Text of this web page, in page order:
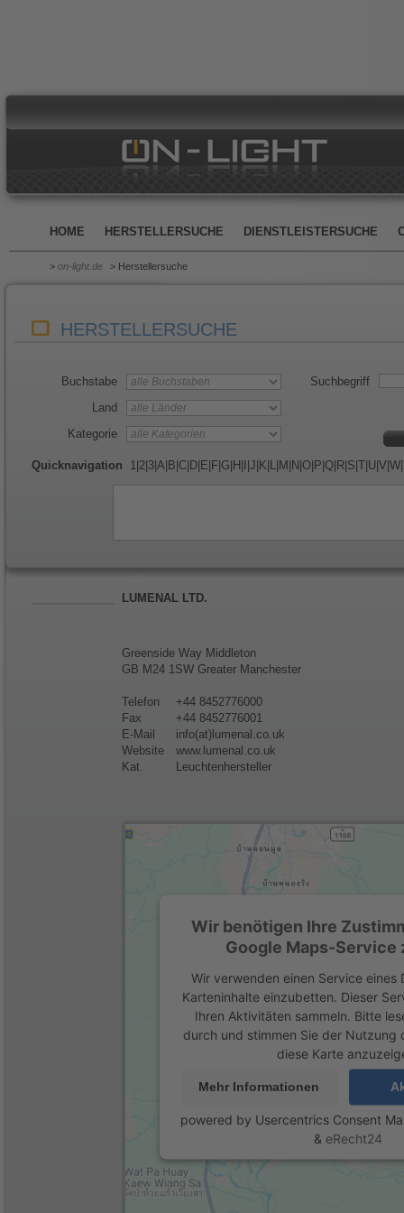
HOME HERSTELLERSUCHE DIENSTLEISTERSUCHE
> on-light.de > Herstellersuche
HERSTELLERSUCHE
Buchstabe
Land
Kategorie
Suchbegriff
Quicknavigation 1 2 3 A B C D E F G H J K L M N O P Q R S T U V W
LUMENAL LTD.
Greenside Way Middleton
GB M24 1SW Greater Manchester
Telefon
+44 8452776000
Fax
+44 8452776001
E-Mail
info(at)lumenal.co.uk
Website
www.lumenal.co.uk
Kat.
Leuchtenhersteller
Wir benötigen Ihre
Google Maps-Service
Wir verwenden einen Service eines
Karteninhalte einzubetten. Dieser
Ihren Aktivitäten sammeln. Bitte
durch und stimmen Sie der Nutzung
diese Karte
Mehr Informationen
powered by Usercentrics Consent
& eRecht24